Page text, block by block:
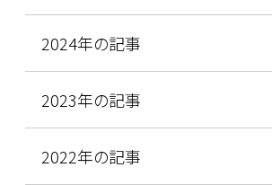
2024年の記事
2023年の記事
2022年の記事